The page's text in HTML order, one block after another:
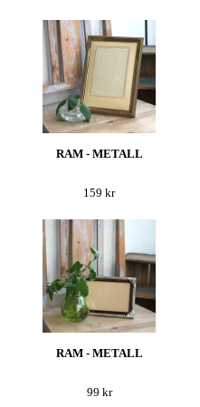
RAM - METALL
159 kr
RAM - METALL
99 kr